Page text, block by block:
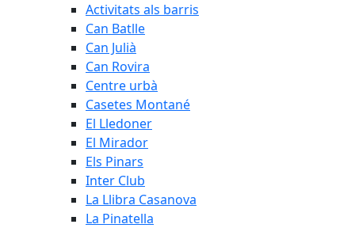
Activitats als barris
Can Batlle
Can Julià
Can Rovira
Centre urbà
Casetes Montané
El Lledoner
El Mirador
Els Pinars
Inter Club
La Llibra Casanova
La Pinatella